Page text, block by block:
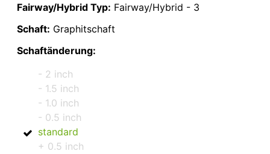
Fairway/Hybrid Typ: Fairway/Hybrid - 3
Schaft: Graphitschaft
Schaftänderung:
- 2 inch
- 1.5 inch
- 1.0 inch
- 0.5 inch
standard
+ 0.5 inch